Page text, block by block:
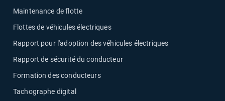
Maintenance de flotte
Flottes de véhicules électriques
Rapport pour l'adoption des véhicules électriques
Rapport de sécurité du conducteur
Formation des conducteurs
Tachographe digital